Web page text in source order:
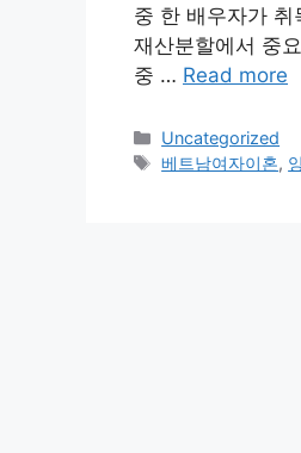
중 한 배우자가
재산분할에서 중
중 … Read more
Categories
Uncategorized
Tags
베트남여자이혼,